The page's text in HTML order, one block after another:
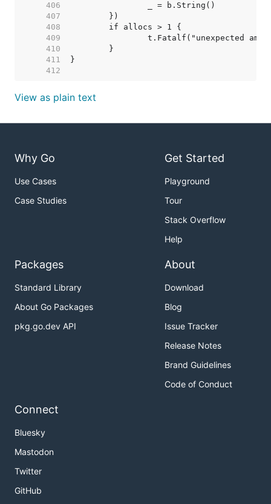
   406
   407
   408
   409
   410
   411
   412
View as plain text
Why Go
Use Cases
Case Studies
Get Started
Playground
Tour
Stack Overflow
Help
Packages
Standard Library
About Go Packages
pkg.go.dev API
About
Download
Blog
Issue Tracker
Release Notes
Brand Guidelines
Code of Conduct
Connect
Bluesky
Mastodon
Twitter
GitHub